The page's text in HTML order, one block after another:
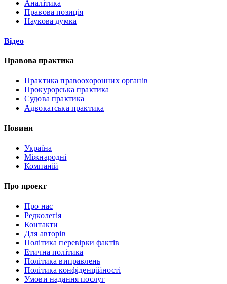
Аналітика
Правова позиція
Наукова думка
Відео
Правова практика
Практика правоохоронних органів
Прокурорська практика
Судова практика
Адвокатська практика
Новини
Україна
Міжнародні
Компаній
Про проект
Про нас
Редколегія
Контакти
Для авторів
Політика перевірки фактів
Етична політика
Політика виправлень
Політика конфіденційності
Умови надання послуг